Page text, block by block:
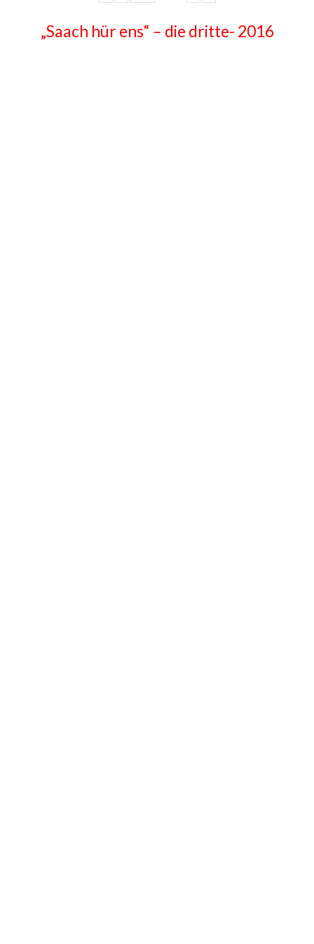
„Saach hür ens“ – die dritte- 2016